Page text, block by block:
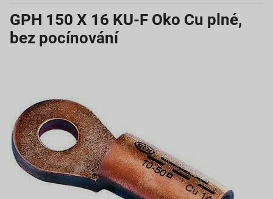
GPH 150 X 16 KU-F Oko Cu plné,
bez pocínování